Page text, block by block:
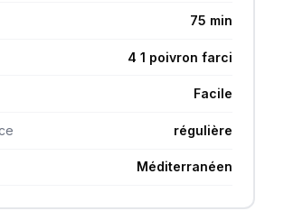
75 min
4 1 poivron farci
Facile
régulière
Méditerranéen